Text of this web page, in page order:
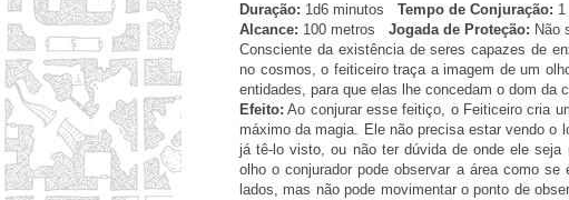
Duração: 1d6 minutos Tempo de Conjuração:
Alcance: 100 metros Jogada de Proteção: Não
Consciente da existência de seres capazes de
no cosmos, o feiticeiro traça a imagem de um
entidades, para que elas lhe concedam o dom da
Efeito: Ao conjurar esse feitiço, o Feiticeiro cria
máximo da magia. Ele não precisa estar vendo o
já tê-lo visto, ou não ter dúvida de onde ele
olho o conjurador pode observar a área como
lados, mas não pode movimentar o ponto de